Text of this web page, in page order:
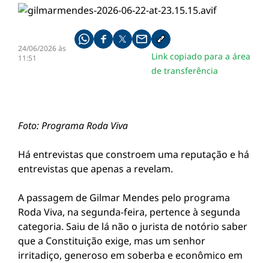
24/06/2026 às
11:51
Compartilhe pelo whatsapp
Compartilhar no facebook
Compartilhar no twitter
Compartilhe pelo email
Copiar link da notícia
Link copiado para a área
de transferência
Foto: Programa Roda Viva
Há entrevistas que constroem uma reputação e há
entrevistas que apenas a revelam.
A passagem de Gilmar Mendes pelo programa
Roda Viva, na segunda-feira, pertence à segunda
categoria. Saiu de lá não o jurista de notório saber
que a Constituição exige, mas um senhor
irritadiço, generoso em soberba e econômico em